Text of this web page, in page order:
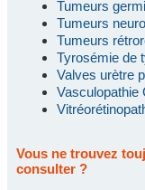
Tumeurs
Tumeurs
Tumeurs
Tyrosémie de
Valves urètre
Vasculopathie
Vous ne trouvez
consulter ?